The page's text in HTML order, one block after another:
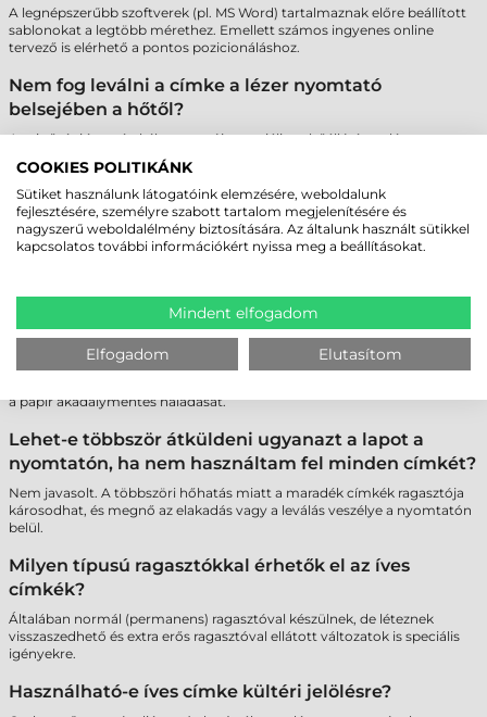
A legnépszerűbb szoftverek (pl. MS Word) tartalmaznak előre beállított
sablonokat a legtöbb mérethez. Emellett számos ingyenes online
tervező is elérhető a pontos pozicionáláshoz.
Nem fog leválni a címke a lézer nyomtató
belsejében a hőtől?
A minőségi íves címkék ragasztója speciálisan hőálló, így a lézer
nyomtatók fixálóműve nem tesz kárt bennük, és nem okoz
ragasztómaradványokat a gépben.
Létezik műanyag alapú íves címke is?
Igen, elérhetők poliészter (PET) alapú íves címkék is, amelyek
szakadásbiztosak és vízállóak, így tartósabb jelölést tesznek lehetővé
Miért fontos az A4-es ívek szélein lévő biztonsági
sáv?
A "Safety Edge" technológia megakadályozza a ragasztó kifolyását a
a papír akadálymentes haladását.
Lehet-e többször átküldeni ugyanazt a lapot a
nyomtatón, ha nem használtam fel minden címkét?
Nem javasolt. A többszöri hőhatás miatt a maradék címkék ragasztója
károsodhat, és megnő az elakadás vagy a leválás veszélye a nyomtatón
belül.
Milyen típusú ragasztókkal érhetők el az íves
címkék?
Általában normál (permanens) ragasztóval készülnek, de léteznek
visszaszedhető és extra erős ragasztóval ellátott változatok is speciális
igényekre.
Használható-e íves címke kültéri jelölésre?
COOKIES POLITIKÁNK
Sütiket használunk látogatóink elemzésére, weboldalunk
fejlesztésére, személyre szabott tartalom megjelenítésére és
nagyszerű weboldalélmény biztosítására. Az általunk használt sütikkel
kapcsolatos további információkért nyissa meg a beállításokat.
Mindent elfogadom
Elfogadom Elutasítom